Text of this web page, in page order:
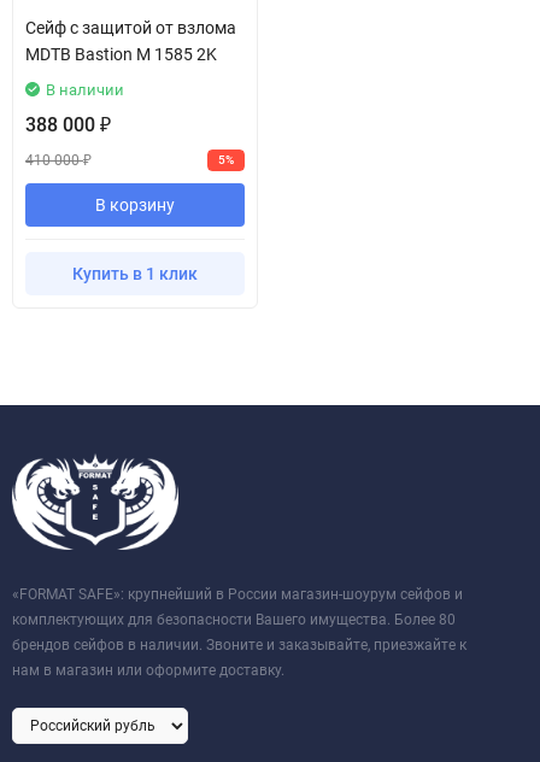
Сейф с защитой от взлома
MDTB Bastion M 1585 2K
В наличии
388 000 ₽
410 000₽ 5%
В корзину
Купить в 1 клик
«FORMAT SAFE»: крупнейший в России магазин-шоурум сейфов и
комплектующих для безопасности Вашего имущества. Более 80
брендов сейфов в наличии. Звоните и заказывайте, приезжайте к
нам в магазин или оформите доставку.